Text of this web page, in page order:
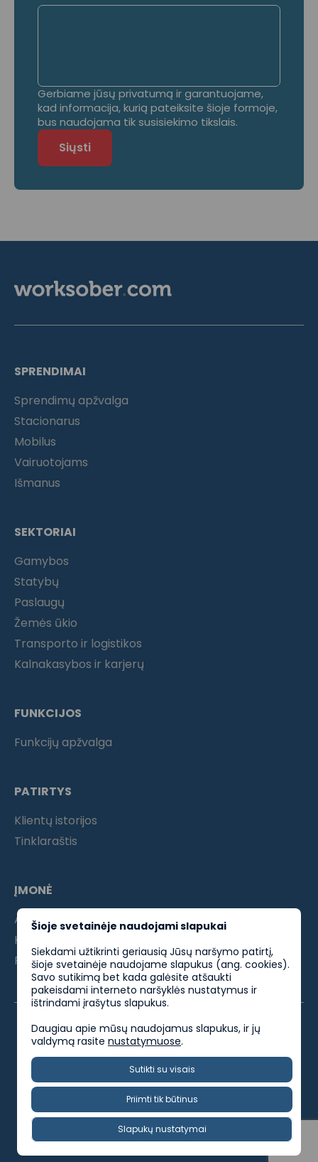
Gerbiame jūsų privatumą ir garantuojame,
kad informacija, kurią pateiksite šioje formoje,
bus naudojama tik susisiekimo tikslais.
SPRENDIMAI
Sprendimų apžvalga
Stacionarus
Mobilus
Vairuotojams
Išmanus
SEKTORIAI
Gamybos
Statybų
Paslaugų
Žemės ūkio
Transporto ir logistikos
Kalnakasybos ir karjerų
FUNKCIJOS
Funkcijų apžvalga
PATIRTYS
Klientų istorijos
Tinklaraštis
ĮMONĖ
Apie mus
Kontaktai
Partneriams
Privatumo politika
Socialinės atsakomybės politika
Dirbkblaivus @ 2025. Visos teisės saugomos.
Šioje svetainėje naudojami slapukai
Siekdami užtikrinti geriausią Jūsų naršymo patirtį,
šioje svetainėje naudojame slapukus (ang. cookies).
Savo sutikimą bet kada galėsite atšaukti
pakeisdami interneto naršyklės nustatymus ir
ištrindami įrašytus slapukus.
Daugiau apie mūsų naudojamus slapukus, ir jų
valdymą rasite nustatymuose.
Sutikti su visais
Priimti tik būtinus
Slapukų nustatymai